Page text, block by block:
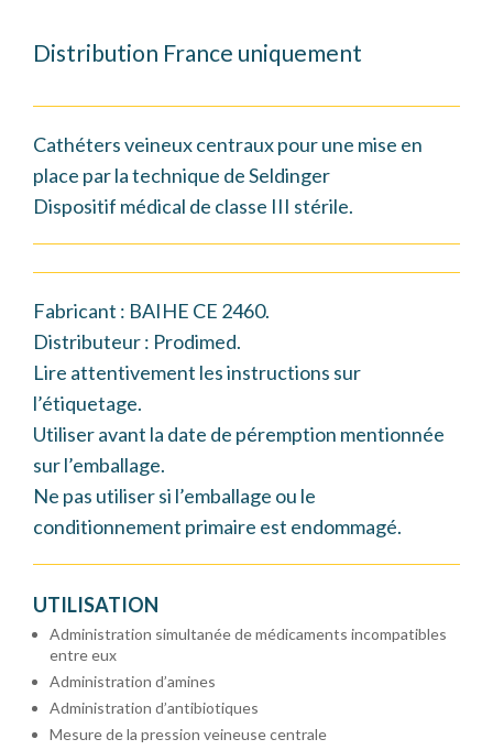
Distribution France uniquement
Cathéters veineux centraux pour une mise en
place par la technique de Seldinger
Dispositif médical de classe III stérile.
Fabricant : BAIHE CE 2460.
Distributeur : Prodimed.
Lire attentivement les instructions sur
l’étiquetage.
Utiliser avant la date de péremption mentionnée
sur l’emballage.
Ne pas utiliser si l’emballage ou le
conditionnement primaire est endommagé.
UTILISATION
Administration simultanée de médicaments incompatibles
entre eux
Administration d’amines
Administration d’antibiotiques
Mesure de la pression veineuse centrale